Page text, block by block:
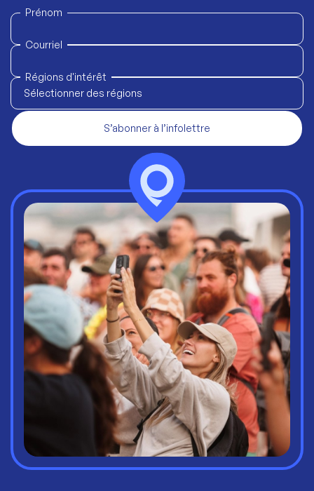
Prénom
Courriel
Régions d'intérêt
Sélectionner des régions
S’abonner à l’infolettre